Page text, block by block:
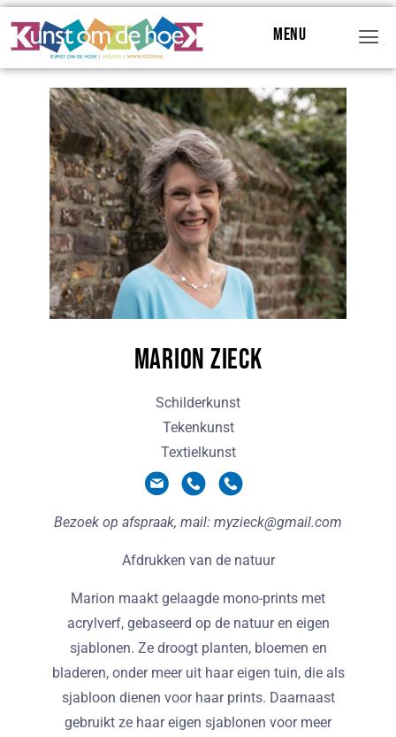
Menu
Marion Zieck
Schilderkunst
Tekenkunst
Textielkunst
Bezoek op afspraak, mail: myzieck@gmail.com
Afdrukken van de natuur
Marion maakt gelaagde mono-prints met
acrylverf, gebaseerd op de natuur en eigen
sjablonen. Ze droogt planten, bloemen en
bladeren, onder meer uit haar eigen tuin, die als
sjabloon dienen voor haar prints. Daarnaast
gebruikt ze haar eigen sjablonen voor meer